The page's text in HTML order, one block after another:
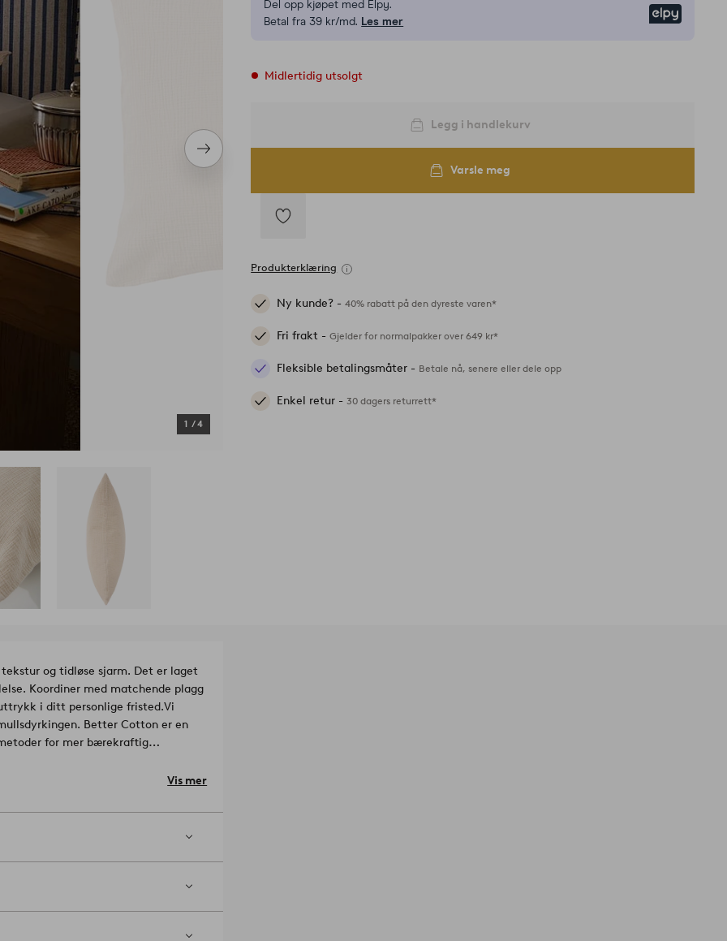
Neste
produkt
1 /4
Del opp kjøpet med Elpy.
Betal fra 39 kr/md. Les mer
Midlertidig utsolgt
Legg i handlekurv
Varsle meg
til
favoritter
Produkterklæring
Ny kunde? -40% rabatt på den dyreste varen*
Fri frakt -Gjelder for normalpakker over 649 kr*
Fleksible betalingsmåter - Betale nå, senere eller dele opp
Enkel retur -30 dagers returrett*
og tidløse sjarm. Det er laget
Koordiner med matchende plagg
i ditt personlige fristed.Vi
Better Cotton er en
for mer bærekraftig
bruk av sprøytemidler. Better
For mer informasjon om
Vis mer